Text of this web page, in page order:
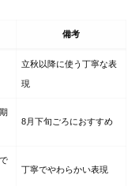
備考
立秋以降に使う丁寧な表
現
8月下旬ごろにおすすめ
丁寧でやわらかい表現